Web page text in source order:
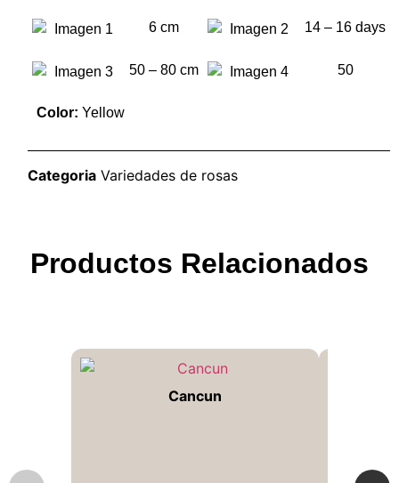
6 cm 14 – 16 days
50 – 80 cm 50
Color: Yellow
Categoria Variedades de rosas
Productos Relacionados
Cancun